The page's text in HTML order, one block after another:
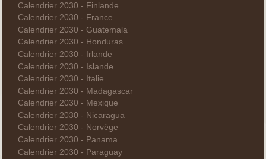
Calendrier 2030 - Finlande
Calendrier 2030 - France
Calendrier 2030 - Guatemala
Calendrier 2030 - Honduras
Calendrier 2030 - Irlande
Calendrier 2030 - Islande
Calendrier 2030 - Italie
Calendrier 2030 - Madagascar
Calendrier 2030 - Mexique
Calendrier 2030 - Nicaragua
Calendrier 2030 - Norvège
Calendrier 2030 - Panama
Calendrier 2030 - Paraguay